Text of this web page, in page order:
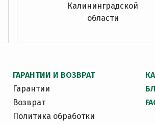
Калининградской
области
ГАРАНТИИ И ВОЗВРАТ
Гарантии
Возврат
Политика обработки